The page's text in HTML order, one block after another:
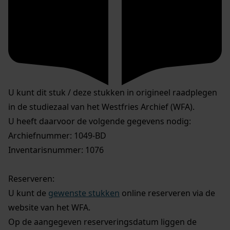
U kunt dit stuk / deze stukken in origineel raadplegen
in de studiezaal van het Westfries Archief (WFA).
U heeft daarvoor de volgende gegevens nodig:
Archiefnummer: 1049-BD
Inventarisnummer: 1076
Reserveren:
U kunt de gewenste stukken online reserveren via de
website van het WFA.
Op de aangegeven reserveringsdatum liggen de